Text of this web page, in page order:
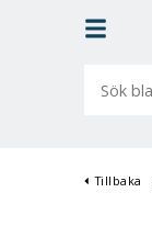
bland
Tillbaka